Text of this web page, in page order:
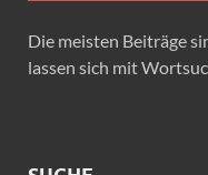
Die meisten Beiträge
lassen sich mit